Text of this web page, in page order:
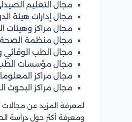
مجال التعليم
مجال إدارات هيئة
مجال مراكز وهيئات
مجال منظمة الصحة
مجال الطب الوقائي
مجال مؤسسات
مجال مراكز
مجال مراكز البحوث
لمعرفة المزيد عن
ومعرفة أكثر حول دراسة